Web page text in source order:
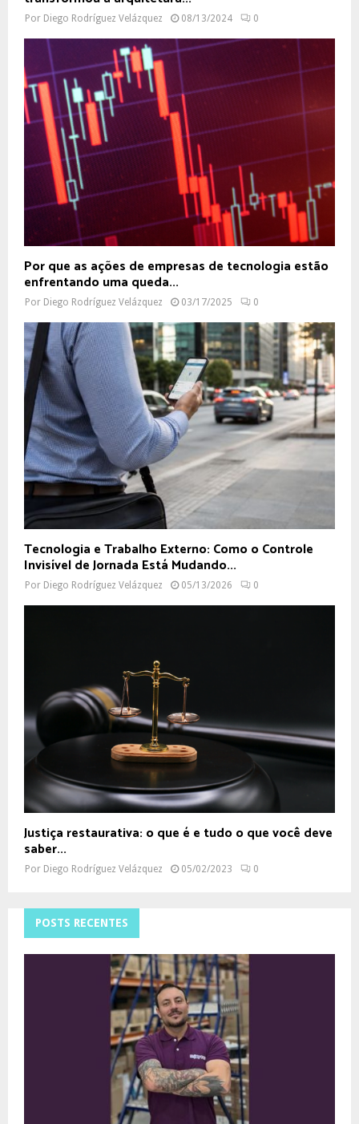
Por Diego Rodríguez Velázquez 08/13/2024 0
Por que as ações de empresas de tecnologia estão
enfrentando uma queda...
Por Diego Rodríguez Velázquez 03/17/2025 0
Tecnologia e Trabalho Externo: Como o Controle
Invisível de Jornada Está Mudando...
Por Diego Rodríguez Velázquez 05/13/2026 0
Justiça restaurativa: o que é e tudo o que você deve
saber...
Por Diego Rodríguez Velázquez 05/02/2023 0
POSTS RECENTES